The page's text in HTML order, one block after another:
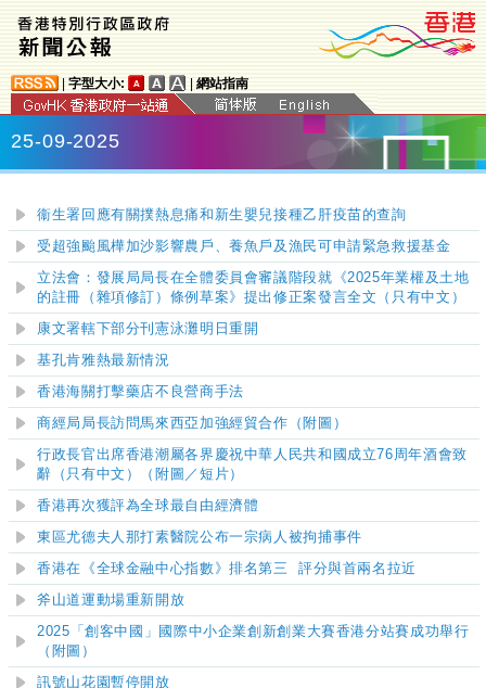
字型大小: 網站指南
25-09-2025
衞生署回應有關撲熱息痛和新生嬰兒接種乙肝疫苗的查詢
受超強颱風樺加沙影響農戶、養魚戶及漁民可申請緊急救援基金
立法會：發展局局長在全體委員會審議階段就《2025年業權及土地
的註冊（雜項修訂）條例草案》提出修正案發言全文（只有中文）
康文署轄下部分刊憲泳灘明日重開
基孔肯雅熱最新情況
香港海關打擊藥店不良營商手法
商經局局長訪問馬來西亞加強經貿合作（附圖）
行政長官出席香港潮屬各界慶祝中華人民共和國成立76周年酒會致
辭（只有中文）
（附圖／短片）
香港再次獲評為全球最自由經濟體
東區尤德夫人那打素醫院公布一宗病人被拘捕事件
香港在《全球金融中心指數》排名第三 評分與首兩名拉近
斧山道運動場重新開放
2025「創客中國」國際中小企業創新創業大賽香港分站賽成功舉行
（附圖）
訊號山花園暫停開放